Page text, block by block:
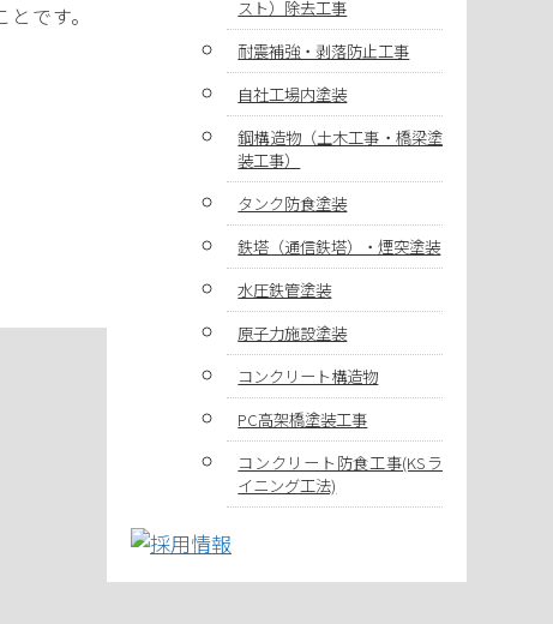
です。
スト）除去工事
耐震補強・剥落防止工事
自社工場内塗装
鋼構造物（土木工事・橋梁塗
装工事）
タンク防食塗装
鉄塔（通信鉄塔）・煙突塗装
水圧鉄管塗装
原子力施設塗装
コンクリート構造物
PC高架橋塗装工事
コンクリート防食工事(KSラ
イニング工法)